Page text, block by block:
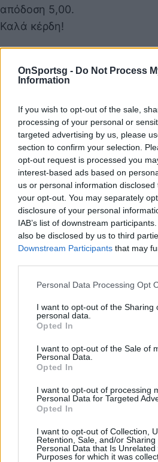
OnSportsg - Do Not Process
Information
If you wish to opt-out of the sale,
processing of your personal or
targeted advertising by us, please
section to confirm your selection.
opt-out request is processed you
interest-based ads based on
us or personal information
your opt-out. You may separately
disclosure of your personal
IAB’s list of downstream
also be disclosed by us to third
Downstream Participants that may
Personal Data Processing Opt
I want to opt-out of the Sharing
personal data.
Opted In
I want to opt-out of the Sale of
Personal Data.
Opted In
I want to opt-out of processing
Personal Data for Targeted
Opted In
I want to opt-out of Collection,
Retention, Sale, and/or Sharing
Personal Data that Is Unrelated
Purposes for which it was
απόδοση 5,00.
Καλά κέρδη!
Μολδαβία Πρόκριση στον
Απόδοση: 5,00
Παιχνίδι από
νέο Mobile App
COMMENTS
Συνδεθείτε για να
LATEST NEWS
ΠΟΔΟΣΦΑΙΡΟ